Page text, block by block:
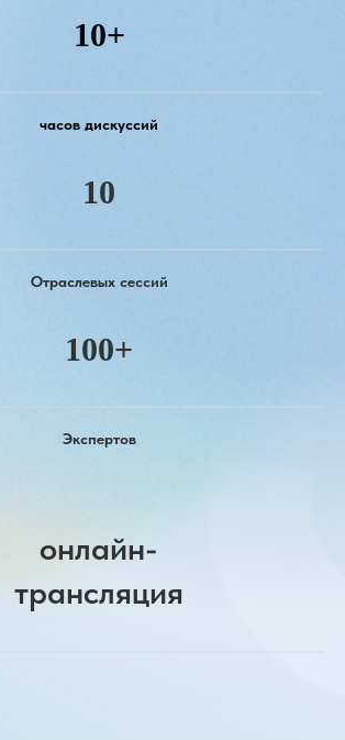
10+
часов дискуссий
10
Отраслевых сессий
100+
Экспертов
онлайн-
трансляция